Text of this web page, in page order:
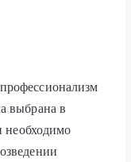
выбрана в
необходимо